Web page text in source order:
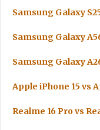
Samsung Galaxy
Samsung Galaxy
Samsung Galaxy
Apple iPhone 15 vs
Realme 16 Pro vs